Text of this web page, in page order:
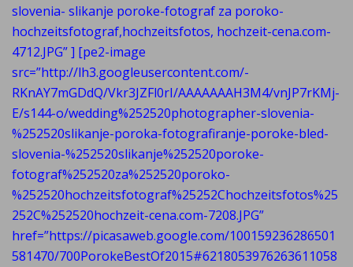
slovenia- slikanje poroke-fotograf za poroko-
hochzeitsfotograf,hochzeitsfotos, hochzeit-cena.com-
4712.JPG” ] [pe2-image
src=”http://lh3.googleusercontent.com/-
RKnAY7mGDdQ/Vkr3JZFl0rI/AAAAAAAH3M4/vnJP7rKMj-
E/s144-o/wedding%252520photographer-slovenia-
%252520slikanje-poroka-fotografiranje-poroke-bled-
slovenia-%252520slikanje%252520poroke-
fotograf%252520za%252520poroko-
%252520hochzeitsfotograf%25252Chochzeitsfotos%25
252C%252520hochzeit-cena.com-7208.JPG”
href=”https://picasaweb.google.com/100159236286501
581470/700PorokeBestOf2015#6218053976263611058